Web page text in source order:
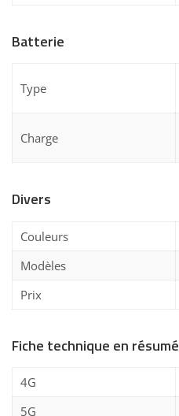
Batterie
Type
Charge
Divers
Couleurs
Modèles
Prix
Fiche technique en résumé
4G
5G